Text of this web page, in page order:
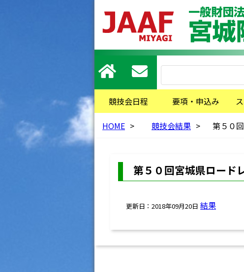
競技会日程 要項・申込み
HOME > 競技会結果 > 第５０
第５０回宮城県ロード
更新日：2018年09月20日 結果